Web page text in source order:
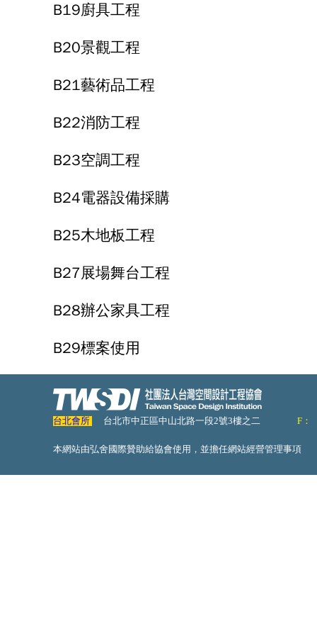
B19廚具工程
B20景觀工程
B21藝術品工程
B22消防工程
B23空調工程
B24電器設備採購
B25木地板工程
B27展場舞台工程
B28辦公家具工程
B29標案使用
台北會所 台北市中正區中山北路一段2號3樓之二 F：
本網站由弘舍國際贊助給協會使用，並擔任網站經營管理事項